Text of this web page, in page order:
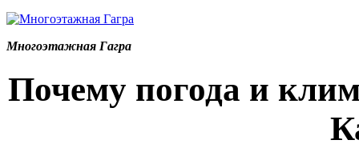
Многоэтажная Гагра
Почему погода и